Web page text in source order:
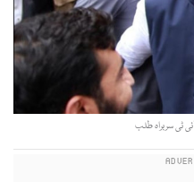
ٹی سربراہ طلب